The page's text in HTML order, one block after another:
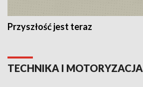
Przyszłość jest teraz
TECHNIKA I MOTORYZACJA